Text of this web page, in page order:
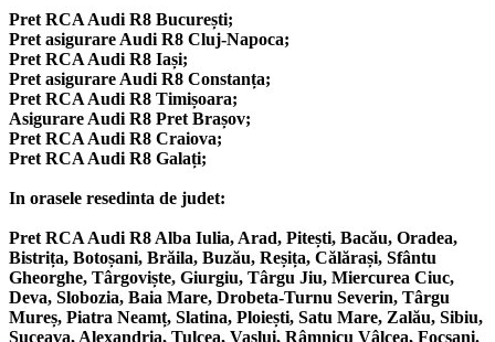
Pret RCA Audi R8 București;
Pret asigurare Audi R8 Cluj-Napoca;
Pret RCA Audi R8 Iași;
Pret asigurare Audi R8 Constanța;
Pret RCA Audi R8 Timișoara;
Asigurare Audi R8 Pret Brașov;
Pret RCA Audi R8 Craiova;
Pret RCA Audi R8 Galați;
In orasele resedinta de judet:
Pret RCA Audi R8 Alba Iulia, Arad, Pitești, Bacău, Oradea,
Bistrița, Botoșani, Brăila, Buzău, Reșița, Călărași, Sfântu
Gheorghe, Târgoviște, Giurgiu, Târgu Jiu, Miercurea Ciuc,
Deva, Slobozia, Baia Mare, Drobeta-Turnu Severin, Târgu
Mureș, Piatra Neamț, Slatina, Ploiești, Satu Mare, Zalău, Sibiu,
Suceava, Alexandria, Tulcea, Vaslui, Râmnicu Vâlcea, Focșani.